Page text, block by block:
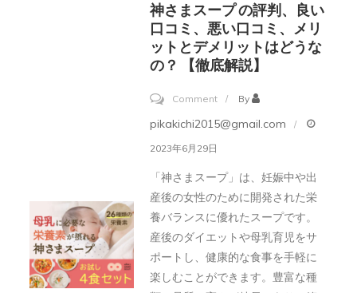
神さまスープ の評判、良い
口コミ、悪い口コミ、メリ
ットとデメリットはどうな
の？ 【徹底解説】
Commenton
神
ス
の
評
By
pikakichi2015@gmail.com
2023年6月29日
「神さまスープ」は、妊娠中や出
産後の女性のために開発された栄
養バランスに優れたスープです。
産後のダイエットや母乳育児をサ
ポートし、健康的な食事を手軽に
楽しむことができます。豊富な種